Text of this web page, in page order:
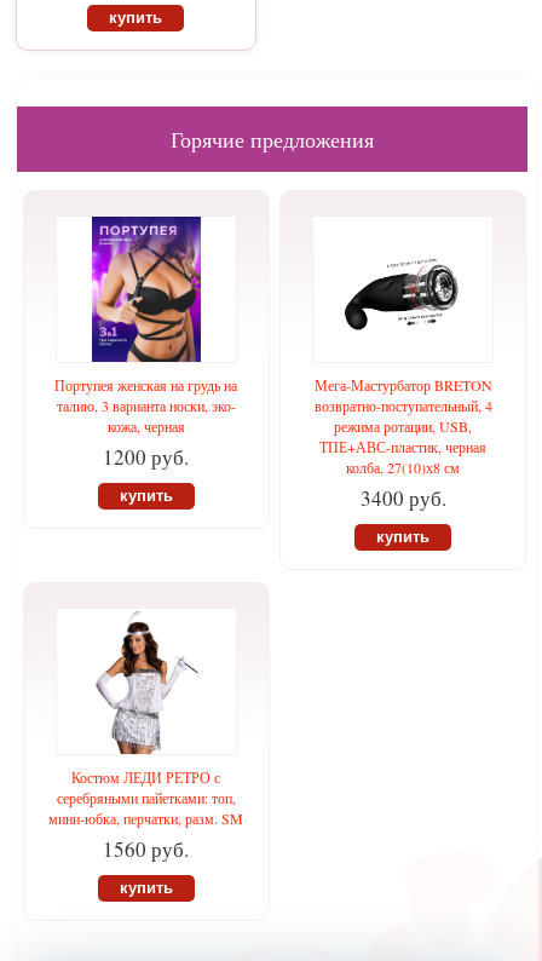
купить
Горячие предложения
Портупея женская на грудь на
талию, 3 варианта носки, эко-
кожа, черная
1200 руб.
купить
Мега-Мастурбатор BRETON
возвратно-поступательный, 4
режима ротации, USB,
ТПЕ+АВС-пластик, черная
колба, 27(10)х8 см
3400 руб.
купить
Костюм ЛЕДИ РЕТРО с
серебряными пайетками: топ,
мини-юбка, перчатки, разм. SM
1560 руб.
купить